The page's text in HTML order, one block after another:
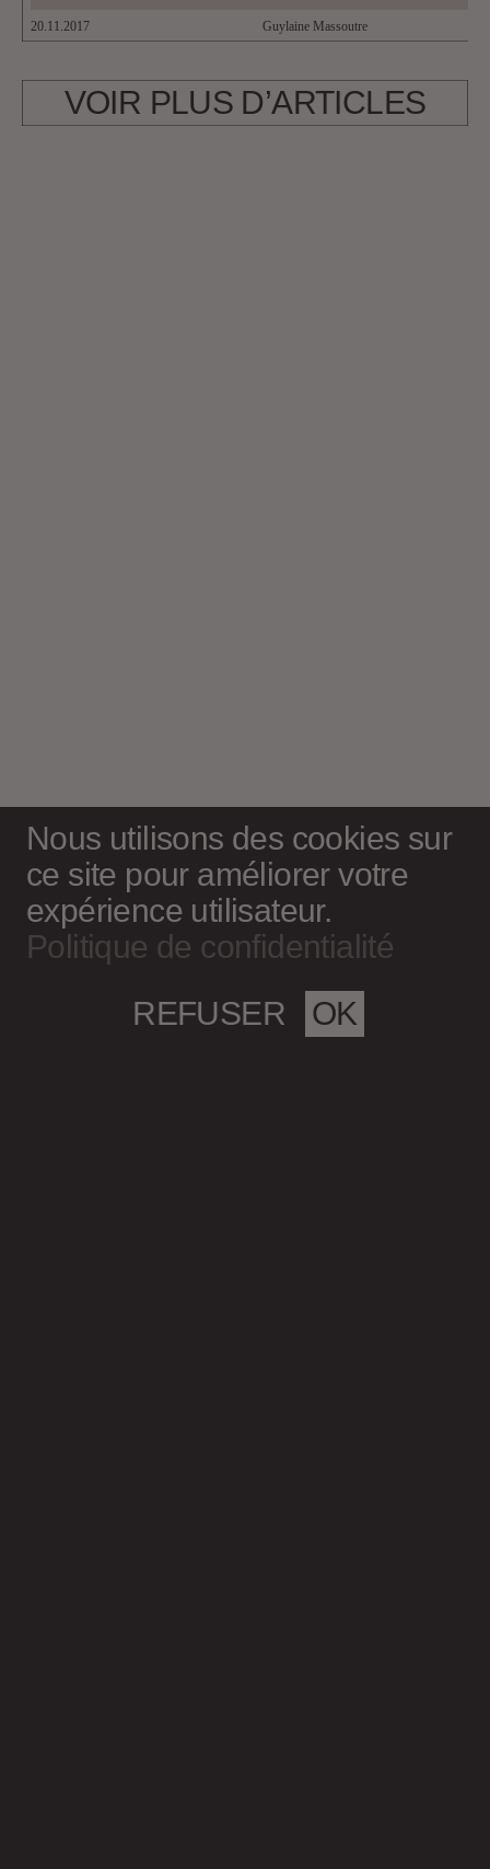
20.11.2017 Guylaine Massoutre
VOIR PLUS D’ARTICLES
Nous utilisons des cookies sur
ce site pour améliorer votre
expérience utilisateur.
Politique de confidentialité
OK
REFUSER